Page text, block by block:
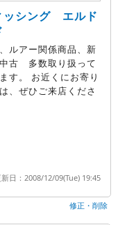
ッシング エルド
ルアー関係商品、新
古 多数取り扱って
す。 お近くにお寄り
、ぜひご来店くださ
日：2008/12/09(Tue) 19:45
修正・削除